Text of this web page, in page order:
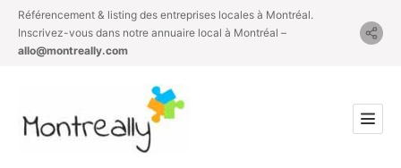
Référencement & listing des entreprises locales à Montréal.
Inscrivez-vous dans notre annuaire local à Montréal –
allo@montreally.com